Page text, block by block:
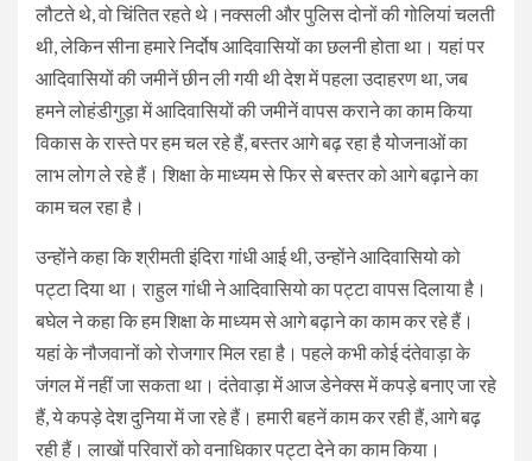
लौटते थे, वो चिंतित रहते थे।नक्सली और पुलिस दोनों की गोलियां चलती
थी, लेकिन सीना हमारे निर्दोष आदिवासियों का छलनी होता था। यहां पर
आदिवासियों की जमीनें छीन ली गयी थी देश में पहला उदाहरण था, जब
हमने लोहंडीगुड़ा में आदिवासियों की जमीनें वापस कराने का काम किया
विकास के रास्ते पर हम चल रहे हैं, बस्तर आगे बढ़ रहा है योजनाओं का
लाभ लोग ले रहे हैं। शिक्षा के माध्यम से फिर से बस्तर को आगे बढ़ाने का
काम चल रहा है।
उन्होंने कहा कि श्रीमती इंदिरा गांधी आई थी, उन्होंने आदिवासियो को
पट्टा दिया था। राहुल गांधी ने आदिवासियो का पट्टा वापस दिलाया है।
बघेल ने कहा कि हम शिक्षा के माध्यम से आगे बढ़ाने का काम कर रहे हैं।
यहां के नौजवानों को रोजगार मिल रहा है। पहले कभी कोई दंतेवाड़ा के
जंगल में नहीं जा सकता था। दंतेवाड़ा में आज डेनेक्स में कपड़े बनाए जा रहे
हैं, ये कपड़े देश दुनिया में जा रहे हैं। हमारी बहनें काम कर रही हैं, आगे बढ़
रही हैं। लाखों परिवारों को वनाधिकार पट्टा देने का काम किया।